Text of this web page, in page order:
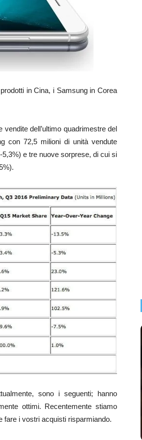
in Cina, i Samsung in Corea
dell’ultimo quadrimestre del
con 72,5 milioni di unità vendute
e tre nuove sorprese, di cui si
sono i seguenti; hanno
ottimi. Recentemente stiamo
fare i vostri acquisti risparmiando.